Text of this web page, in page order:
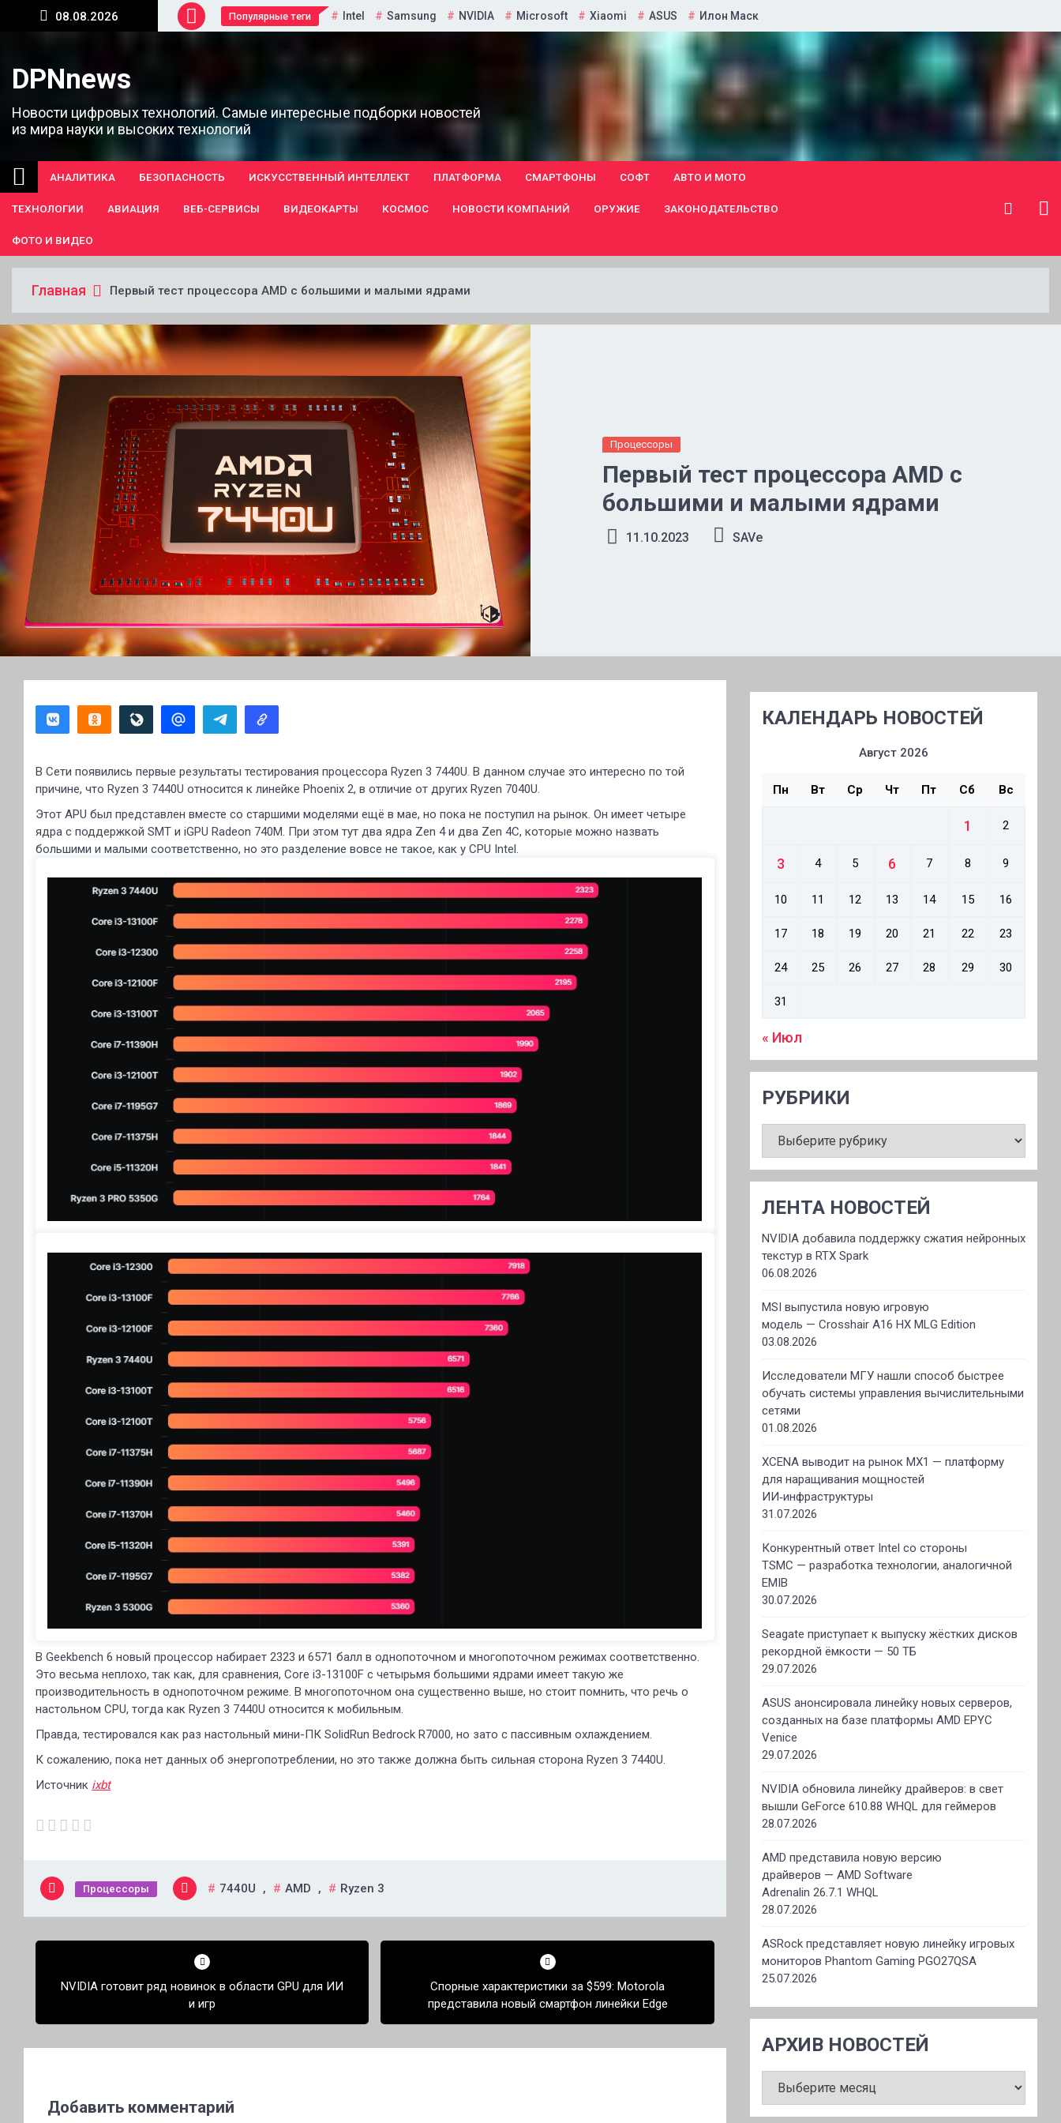
Перейти
08.08.2026 Популярные теги Intel Samsung NVIDIA Microsoft Xiaomi ASUS Илон Маск
DPNnews
Новости цифровых технологий. Самые интересные подборки новостей
из мира науки и высоких технологий
АНАЛИТИКА БЕЗОПАСНОСТЬ ИСКУССТВЕННЫЙ ИНТЕЛЛЕКТ ПЛАТФОРМА СМАРТФОНЫ СОФТ АВТО И МОТО
ТЕХНОЛОГИИ АВИАЦИЯ ВЕБ-СЕРВИСЫ ВИДЕОКАРТЫ КОСМОС НОВОСТИ КОМПАНИЙ ОРУЖИЕ ЗАКОНОДАТЕЛЬСТВО
ФОТО И ВИДЕО
Главная Первый тест процессора AMD с большими и малыми ядрами
Процессоры
Первый тест процессора AMD с
большими и малыми ядрами
11.10.2023 SAVe
В Сети появились первые результаты тестирования процессора Ryzen 3 7440U. В данном случае это интересно по той
причине, что Ryzen 3 7440U относится к линейке Phoenix 2, в отличие от других Ryzen 7040U.
Этот APU был представлен вместе со старшими моделями ещё в мае, но пока не поступил на рынок. Он имеет четыре
ядра с поддержкой SMT и iGPU Radeon 740M. При этом тут два ядра Zen 4 и два Zen 4C, которые можно назвать
большими и малыми соответственно, но это разделение вовсе не такое, как у CPU Intel.
В Geekbench 6 новый процессор набирает 2323 и 6571 балл в однопоточном и многопоточном режимах соответственно.
Это весьма неплохо, так как, для сравнения, Core i3-13100F с четырьмя большими ядрами имеет такую же
производительность в однопоточном режиме. В многопоточном она существенно выше, но стоит помнить, что речь о
настольном CPU, тогда как Ryzen 3 7440U относится к мобильным.
Правда, тестировался как раз настольный мини-ПК SolidRun Bedrock R7000, но зато с пассивным охлаждением.
К сожалению, пока нет данных об энергопотреблении, но это также должна быть сильная сторона Ryzen 3 7440U.
Источник ixbt
Процессоры 7440U , AMD , Ryzen 3
Навигация
записям
NVIDIA готовит ряд новинок в области GPU для ИИ
и игр
Спорные характеристики за $599: Motorola
представила новый смартфон линейки Edge
Добавить комментарий
КАЛЕНДАРЬ НОВОСТЕЙ
Август 2026
Пн Вт Ср Чт Пт Сб Вс
1 2
3 4 5 6 7 8 9
10 11 12 13 14 15 16
17 18 19 20 21 22 23
24 25 26 27 28 29 30
31
« Июл
РУБРИКИ
ЛЕНТА НОВОСТЕЙ
NVIDIA добавила поддержку сжатия нейронных
текстур в RTX Spark
06.08.2026
MSI выпустила новую игровую
модель — Crosshair A16 HX MLG Edition
03.08.2026
Исследователи МГУ нашли способ быстрее
обучать системы управления вычислительными
сетями
01.08.2026
XCENA выводит на рынок MX1 — платформу
для наращивания мощностей
ИИ‑инфраструктуры
31.07.2026
Конкурентный ответ Intel со стороны
TSMC — разработка технологии, аналогичной
EMIB
30.07.2026
Seagate приступает к выпуску жёстких дисков
рекордной ёмкости — 50 ТБ
29.07.2026
ASUS анонсировала линейку новых серверов,
созданных на базе платформы AMD EPYC
Venice
29.07.2026
NVIDIA обновила линейку драйверов: в свет
вышли GeForce 610.88 WHQL для геймеров
28.07.2026
AMD представила новую версию
драйверов — AMD Software
Adrenalin 26.7.1 WHQL
28.07.2026
ASRock представляет новую линейку игровых
мониторов Phantom Gaming PGO27QSA
25.07.2026
АРХИВ НОВОСТЕЙ
НОВОСТЕЙ